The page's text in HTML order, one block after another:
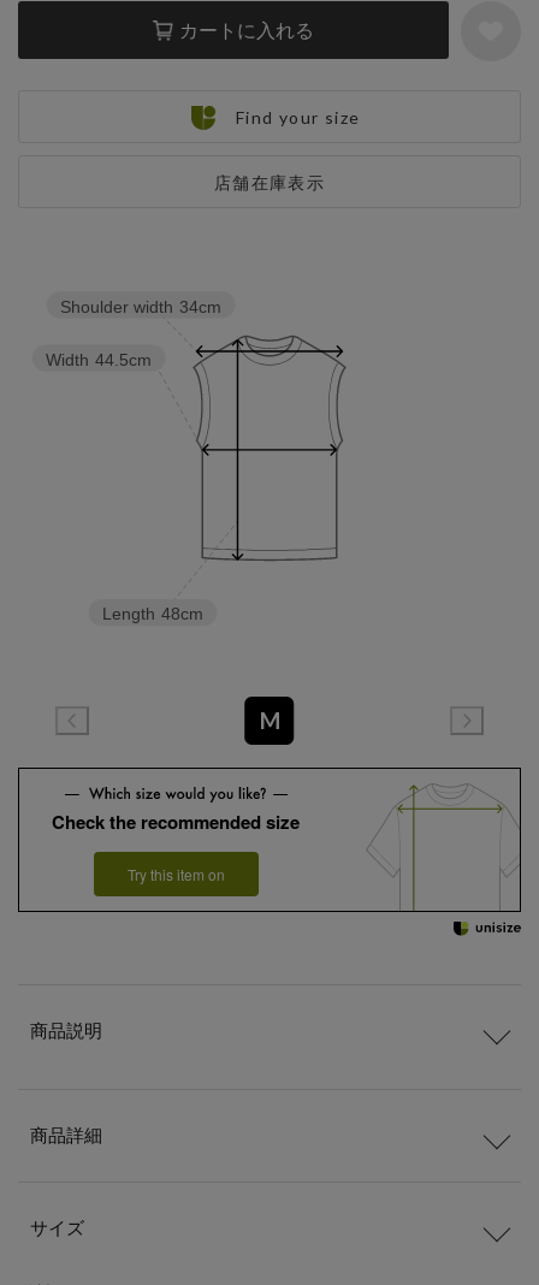
カートに入れる
店舗在庫表示
Find your size
Length 48cm
Width 44.5cm
Shoulder width 34cm
M
Check the recommended size
Try this item on
商品説明
商品詳細
サイズ